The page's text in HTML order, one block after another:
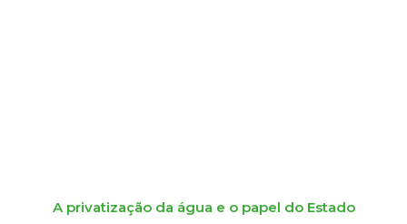
A privatização da água e o papel do Estado